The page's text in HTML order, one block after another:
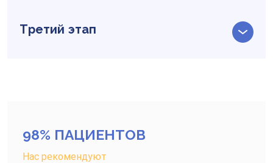
Третий этап
98% ПАЦИЕНТОВ
Нас рекомендуют